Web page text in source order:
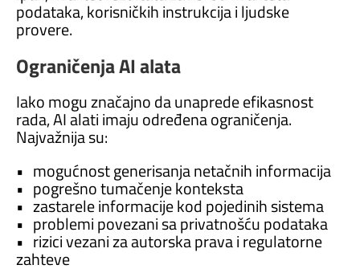
podataka, korisničkih instrukcija i ljudske
provere.
Ograničenja AI alata
Iako mogu značajno da unaprede efikasnost
rada, AI alati imaju određena ograničenja.
Najvažnija su:
• mogućnost generisanja netačnih informacija
• pogrešno tumačenje konteksta
• zastarele informacije kod pojedinih sistema
• problemi povezani sa privatnošću podataka
• rizici vezani za autorska prava i regulatorne
zahteve